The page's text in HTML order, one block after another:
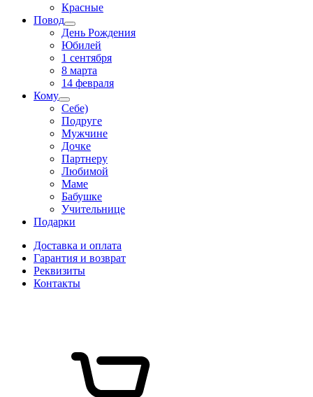
Красные
Повод
День Рождения
Юбилей
1 сентября
8 марта
14 февраля
Кому
Себе)
Подруге
Мужчине
Дочке
Партнеру
Любимой
Маме
Бабушке
Учительнице
Подарки
Доставка и оплата
Гарантия и возврат
Реквизиты
Контакты